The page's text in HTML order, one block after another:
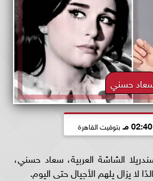
حسني
02:40 مـ بتوقيت القاهرة
سندريلا الشاشة العربية، سعاد حسني،
لا يزال يلهم الأجيال حتى اليوم.